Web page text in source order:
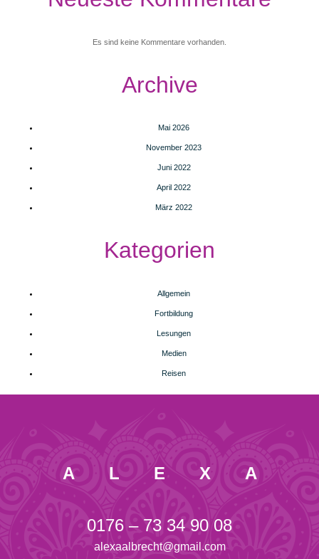
Es sind keine Kommentare vorhanden.
Archive
Mai 2026
November 2023
Juni 2022
April 2022
März 2022
Kategorien
Allgemein
Fortbildung
Lesungen
Medien
Reisen
ALEXA
0176 – 73 34 90 08
alexaalbrecht@gmail.com